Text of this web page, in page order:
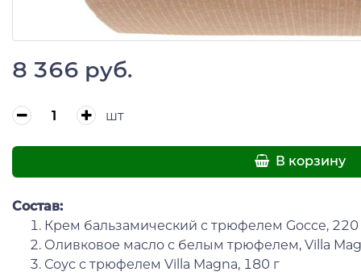
8 366 руб.
шт
В корзину
Состав:
Крем бальзамический с трюфелем Gocce, 220
Оливковое масло с белым трюфелем, Villa
Соус с трюфелем Villa Magna, 180 г